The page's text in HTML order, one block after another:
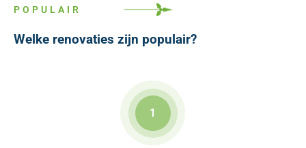
POPULAIR
Welke renovaties zijn populair?
1